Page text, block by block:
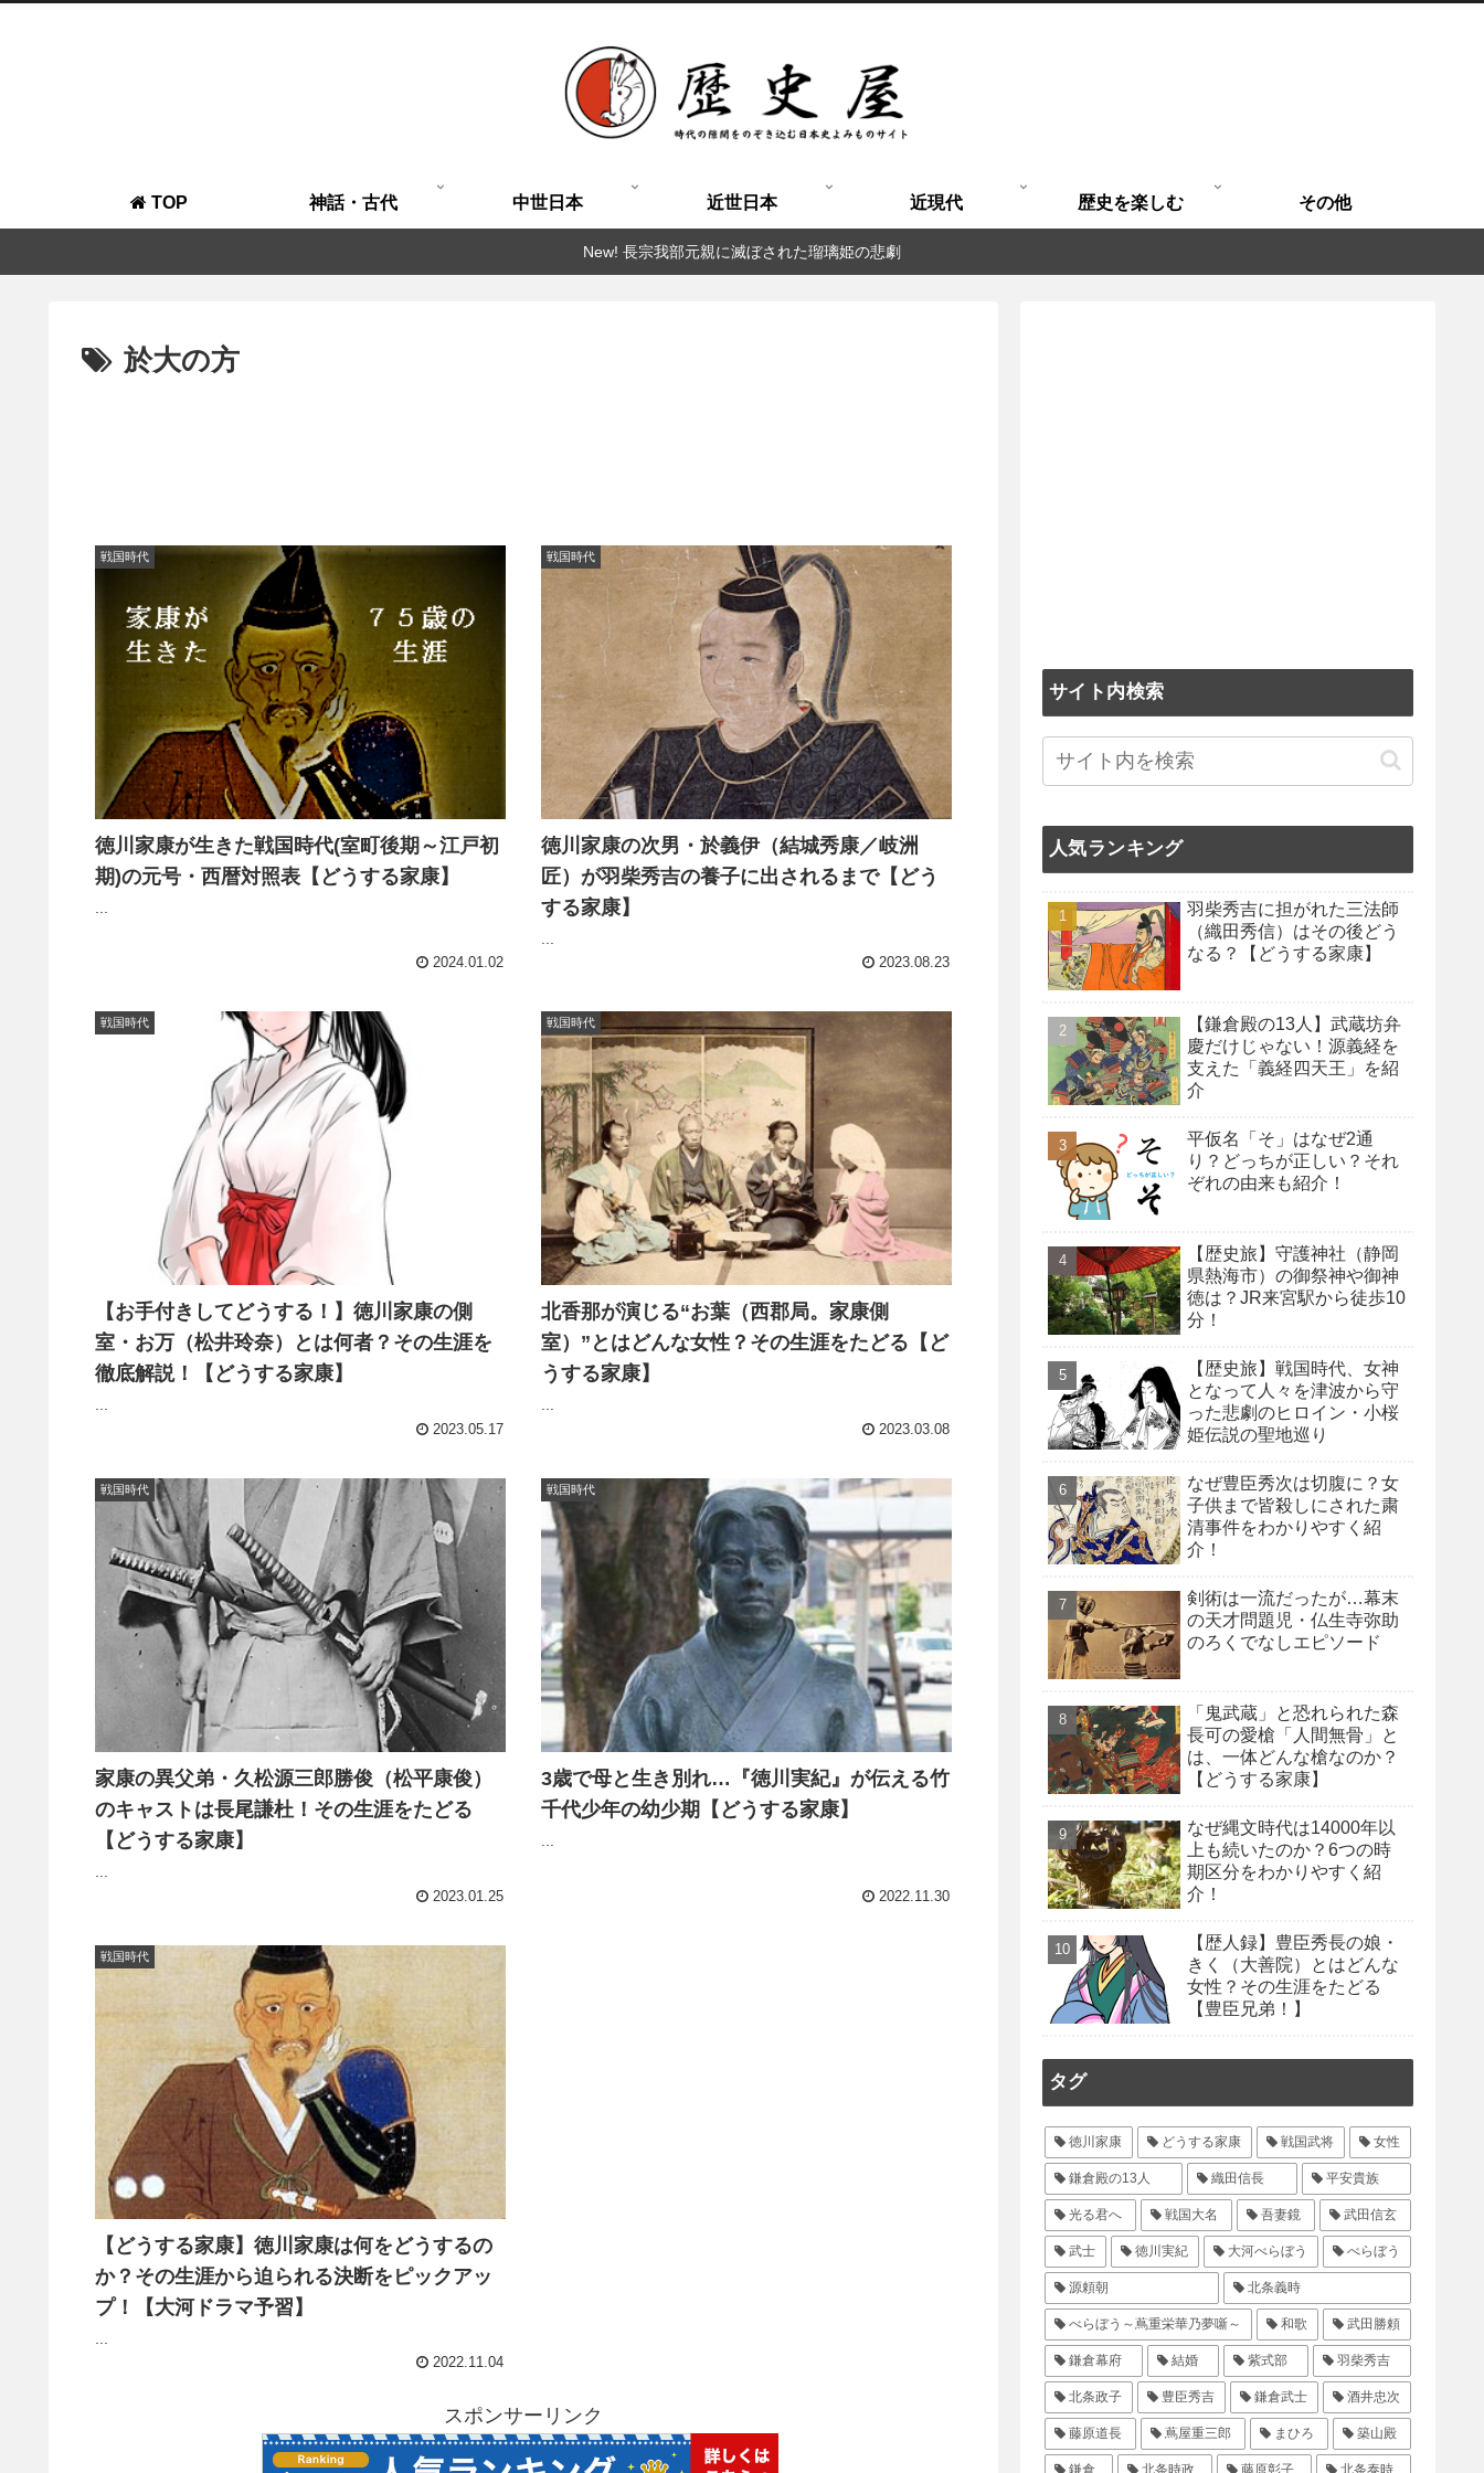
TOP 神話・古代 中世日本 近世日本 近現代 歴史を楽しむ その他
New! 長宗我部元親に滅ぼされた瑠璃姫の悲劇
於大の方
戦国時代
徳川家康が生きた戦国時代(室町後期～江戸初
期)の元号・西暦対照表【どうする家康】
2024.01.02
戦国時代
徳川家康の次男・於義伊（結城秀康／岐洲
匠）が羽柴秀吉の養子に出されるまで【どう
する家康】
2023.08.23
戦国時代
【お手付きしてどうする！】徳川家康の側
室・お万（松井玲奈）とは何者？その生涯を
徹底解説！【どうする家康】
...
2023.05.17
戦国時代
北香那が演じる“お葉（西郡局。家康側
室）”とはどんな女性？その生涯をたどる【ど
うする家康】
...
2023.03.08
戦国時代
家康の異父弟・久松源三郎勝俊（松平康俊）
のキャストは長尾謙杜！その生涯をたどる
【どうする家康】
2023.01.25
戦国時代
3歳で母と生き別れ…『徳川実紀』が伝える竹
千代少年の幼少期【どうする家康】
2022.11.30
戦国時代
【どうする家康】徳川家康は何をどうするの
か？その生涯から迫られる決断をピックアッ
プ！【大河ドラマ予習】
2022.11.04
スポンサーリンク
サイト内検索
人気ランキング
羽柴秀吉に担がれた三法師
（織田秀信）はその後どう
なる？【どうする家康】
【鎌倉殿の13人】武蔵坊弁
慶だけじゃない！源義経を
支えた「義経四天王」を紹
介
平仮名「そ」はなぜ2通
り？どっちが正しい？それ
ぞれの由来も紹介！
【歴史旅】守護神社（静岡
県熱海市）の御祭神や御神
徳は？JR来宮駅から徒歩10
分！
【歴史旅】戦国時代、女神
となって人々を津波から守
った悲劇のヒロイン・小桜
姫伝説の聖地巡り
なぜ豊臣秀次は切腹に？女
子供まで皆殺しにされた粛
清事件をわかりやすく紹
介！
剣術は一流だったが…幕末
の天才問題児・仏生寺弥助
のろくでなしエピソード
「鬼武蔵」と恐れられた森
長可の愛槍「人間無骨」と
は、一体どんな槍なのか？
【どうする家康】
なぜ縄文時代は14000年以
上も続いたのか？6つの時
期区分をわかりやすく紹
介！
【歴人録】豊臣秀長の娘・
きく（大善院）とはどんな
女性？その生涯をたどる
【豊臣兄弟！】
タグ
徳川家康 どうする家康 戦国武将 女性
鎌倉殿の13人 織田信長 平安貴族
光る君へ 戦国大名 吾妻鏡 武田信玄
武士 徳川実紀 大河べらぼう べらぼう
源頼朝 北条義時
べらぼう～蔦重栄華乃夢噺～ 和歌 武田勝頼
鎌倉幕府 結婚 紫式部 羽柴秀吉
北条政子 豊臣秀吉 鎌倉武士 酒井忠次
藤原道長 蔦屋重三郎 まひろ 築山殿
鎌倉 北条時政 藤原彰子 北条泰時